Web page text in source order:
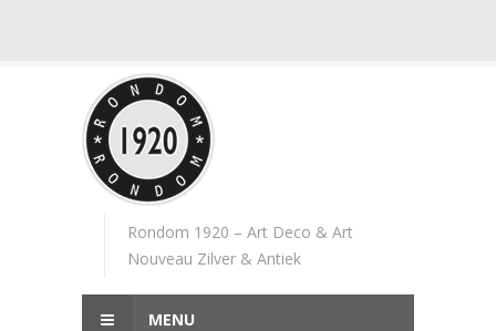
Rondom 1920 – Art Deco & Art
Nouveau Zilver & Antiek
MENU